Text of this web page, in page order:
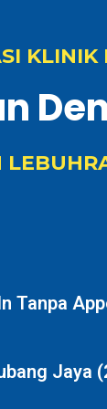
KLINIK
Tanpa
Jaya